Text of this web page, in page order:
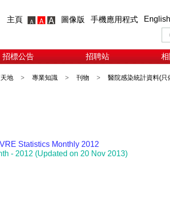
主頁 圖像版 手機應用程式 English
招標公告 招聘站
地 > 專業知識 > 刊物 > 醫院感染統計資料(只